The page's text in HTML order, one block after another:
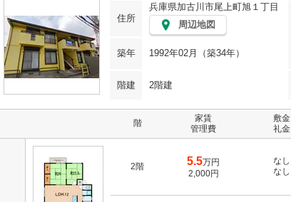
住所
兵庫県加古川市尾上町旭１丁目
周辺地図
築年 1992年02月（築34年）
階建 2階建
階
家賃
管理費
敷金
礼金
2階 5.5万円
2,000円
なし
なし